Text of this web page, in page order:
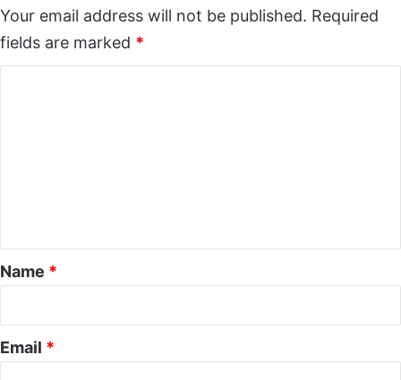
Your email address will not be published. Required
fields are marked *
*
Name *
Email *